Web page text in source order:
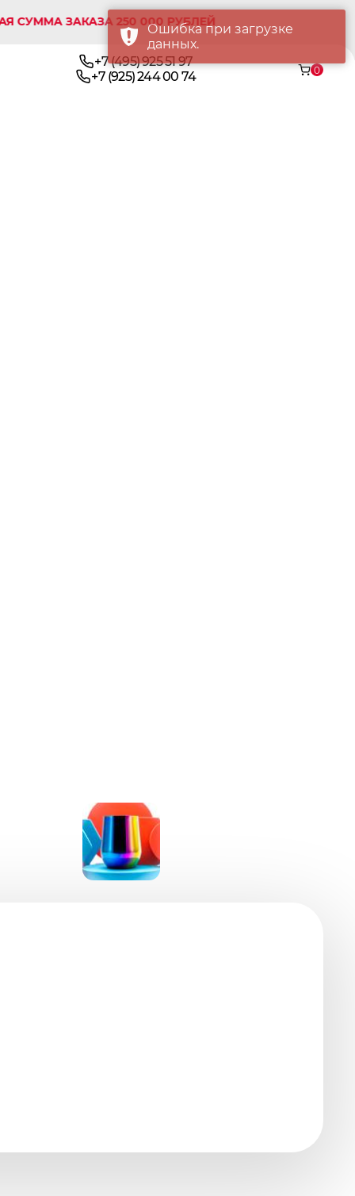
ЗАКАЗА 250 000 РУБЛЕЙ
+7 (495) 925 51 97
+7 (925) 244 00 74
0
Ошибка при загрузке
данных.